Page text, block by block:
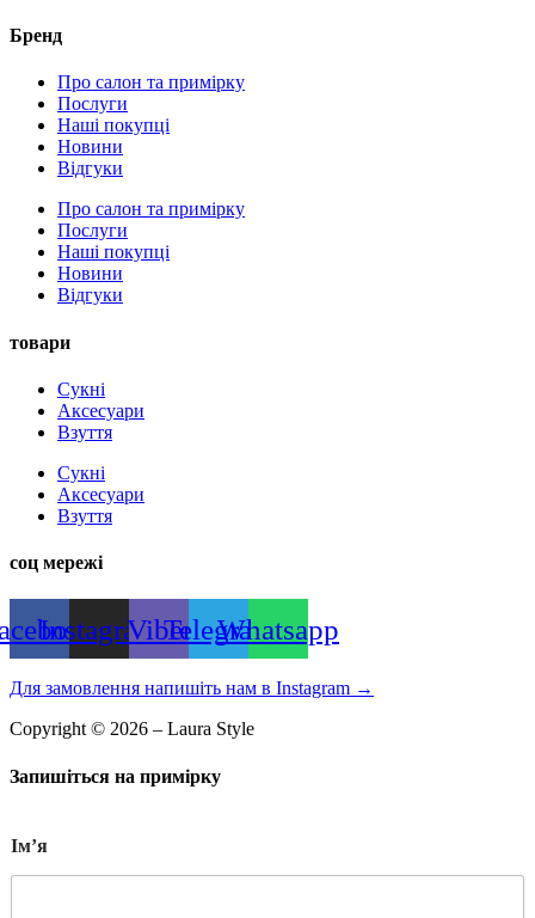
Бренд
Про салон та примірку
Послуги
Наші покупці
Новини
Відгуки
Про салон та примірку
Послуги
Наші покупці
Новини
Відгуки
товари
Сукні
Аксесуари
Взуття
Сукні
Аксесуари
Взуття
соц мережі
InstagramViberTelegramWhatsapp
Для замовлення напишіть нам в Instagram →
Copyright © 2026 – Laura Style
Запишіться на примірку
Імʼя